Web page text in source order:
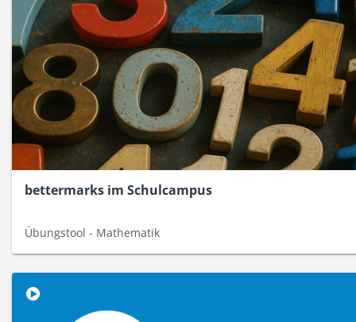
bettermarks im Schulcampus
Übungstool - Mathematik